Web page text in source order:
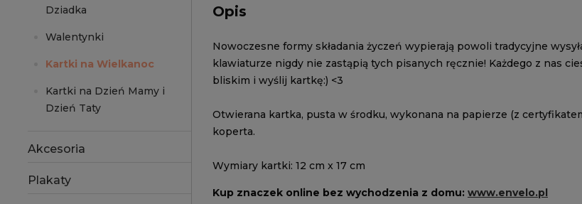
Dziadka
Walentynki
Kartki na Wielkanoc
Kartki na Dzień Mamy i
Dzień Taty
Akcesoria
Plakaty
Opis
Nowoczesne formy składania życzeń wypierają powoli tradycyjne
klawiaturze nigdy nie zastąpią tych pisanych ręcznie! Każdego z nas
bliskim i wyślij kartkę:) <3
Otwierana kartka, pusta w środku, wykonana na papierze (z
koperta.
Wymiary kartki: 12 cm x 17 cm
Kup znaczek online bez wychodzenia z domu: www.envelo.pl